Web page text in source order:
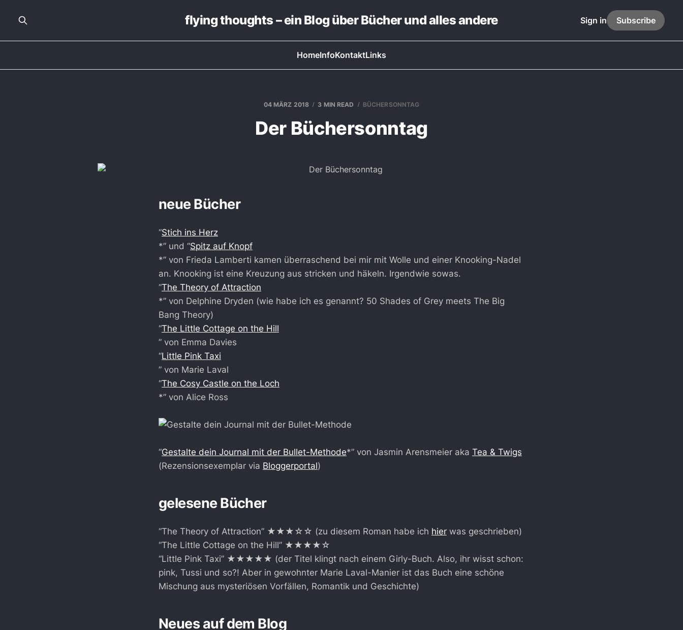
flying thoughts – ein Blog über Bücher und alles andere
HomeInfoKontaktLinks
Sign in Subscribe
04 MÄRZ 2018 3 MIN READ BÜCHERSONNTAG
Der Büchersonntag
neue Bücher
“Stich ins Herz
*” und “Spitz auf Knopf
*” von Frieda Lamberti kamen überraschend bei mir mit Wolle und einer Knooking-Nadel
an. Knooking ist eine Kreuzung aus stricken und häkeln. Irgendwie sowas.
“The Theory of Attraction
*” von Delphine Dryden (wie habe ich es genannt? 50 Shades of Grey meets The Big
Bang Theory)
“The Little Cottage on the Hill
” von Emma Davies
“Little Pink Taxi
” von Marie Laval
“The Cosy Castle on the Loch
*” von Alice Ross
“Gestalte dein Journal mit der Bullet-Methode*” von Jasmin Arensmeier aka Tea & Twigs
(Rezensionsexemplar via Bloggerportal)
gelesene Bücher
“The Theory of Attraction” ★★★☆☆ (zu diesem Roman habe ich hier was geschrieben)
“The Little Cottage on the Hill” ★★★★☆
“Little Pink Taxi” ★★★★★ (der Titel klingt nach einem Girly-Buch. Also, ihr wisst schon:
pink, Tussi und so?! Aber in gewohnter Marie Laval-Manier ist das Buch eine schöne
Mischung aus mysteriösen Vorfällen, Romantik und Geschichte)
Neues auf dem Blog